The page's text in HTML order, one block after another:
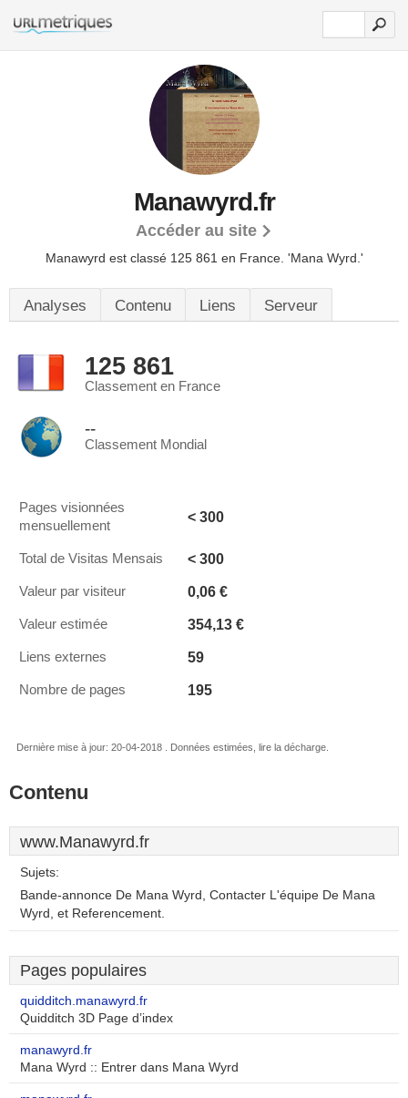
Manawyrd.fr
Accéder au site
Manawyrd est classé 125 861 en France. 'Mana Wyrd.'
Analyses Contenu Liens Serveur
125 861
Classement en France
--
Classement Mondial
Pages visionnées
mensuellement
< 300
Total de Visitas Mensais < 300
Valeur par visiteur 0,06 €
Valeur estimée 354,13 €
Liens externes 59
Nombre de pages 195
Dernière mise à jour: 20-04-2018 . Données estimées, lire la décharge.
Contenu
www.Manawyrd.fr
Sujets:
Bande-annonce De Mana Wyrd, Contacter L'équipe De Mana
Wyrd, et Referencement.
Pages populaires
quidditch.manawyrd.fr
Quidditch 3D Page d’index
manawyrd.fr
Mana Wyrd :: Entrer dans Mana Wyrd